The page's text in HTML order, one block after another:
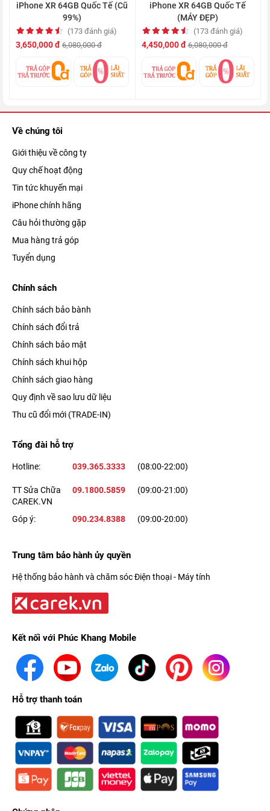
Thời lượng pin tuyệt vời
Một trong những lý do để XR được yêu thích chính là thời
nay, đảm bảo cho bạn sử dụng thoải mái trong thời gian lên tới
iPhone XR 64GB Quốc Tế (Cũ
99%)
(173 đánh giá)
3,650,000 đ 6,080,000 đ
iPhone XR 64GB Quốc Tế
(MÁY ĐẸP)
(173 đánh giá)
4,450,000 đ 6,080,000 đ
Về chúng tôi
Giới thiệu về công ty
Quy chế hoạt động
Tin tức khuyến mại
iPhone chính hãng
Câu hỏi thường gặp
Mua hàng trả góp
Tuyển dụng
Chính sách
Chính sách bảo bành
Chính sách đổi trả
Chính sách bảo mật
Chính sách khui hộp
Chính sách giao hàng
Quy định về sao lưu dữ liệu
Thu cũ đổi mới (TRADE-IN)
Tổng đài hỗ trợ
Hotline: 039.365.3333 (08:00-22:00)
TT Sửa Chữa
CAREK.VN
09.1800.5859 (09:00-21:00)
Góp ý: 090.234.8388 (09:00-20:00)
Trung tâm bảo hành ủy quyền
Hệ thống bảo hành và chăm sóc Điện thoại - Máy tính
Kết nối với Phúc Khang Mobile
Hỗ trợ thanh toán